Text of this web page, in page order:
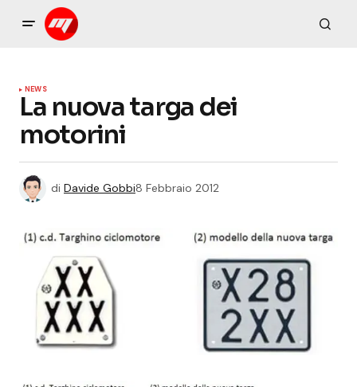
NEWS
La nuova targa dei
motorini
di Davide Gobbi8 Febbraio 2012